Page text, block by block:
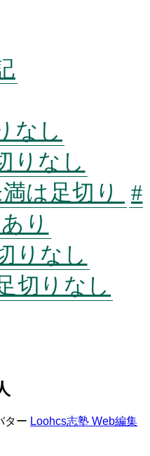
なし
りなし
は足切り
#
り
りなし
切りなし
Loohcs志塾 Web編集